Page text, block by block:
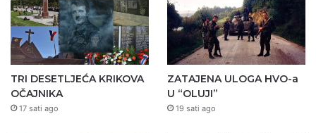
TRI DESETLJEĆA KRIKOVA
OČAJNIKA
17 sati ago
ZATAJENA ULOGA HVO-a
U “OLUJI”
19 sati ago